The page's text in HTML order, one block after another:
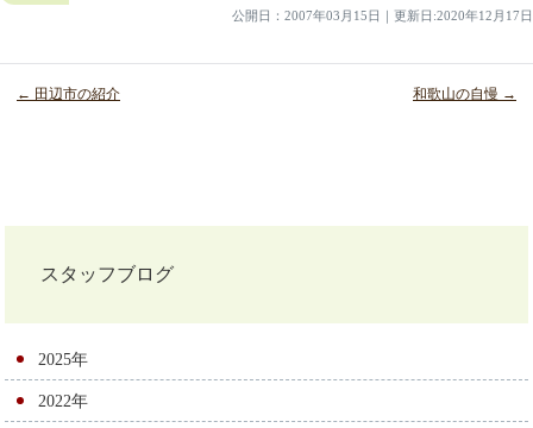
公開日： 2007年03月15日 ｜ 更新日:2020年12月17日
ナ
ビ
ゲ
ー
← 田辺市の紹介 和歌山の自慢 →
スタッフブログ
2025年
2022年